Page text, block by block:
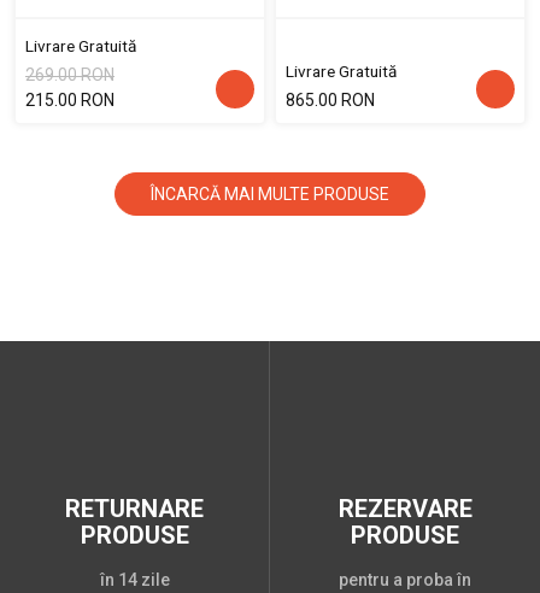
Livrare Gratuită
269.00 RON
215.00 RON
Livrare Gratuită
865.00 RON
ÎNCARCĂ MAI MULTE PRODUSE
RETURNARE
PRODUSE
în 14 zile
REZERVARE
PRODUSE
pentru a proba în